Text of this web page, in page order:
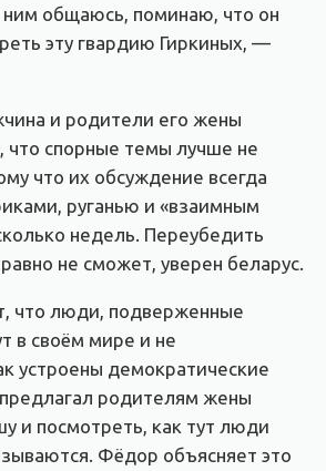
ним общаюсь, поминаю, что он
эту гвардию Гиркиных, —
и родители его жены
что спорные темы лучше не
что их обсуждение всегда
руганью и «взаимным
недель. Переубедить
не сможет, уверен беларус.
что люди, подверженные
в своём мире и не
устроены демократические
родителям жены
и посмотреть, как тут люди
Фёдор объясняет это